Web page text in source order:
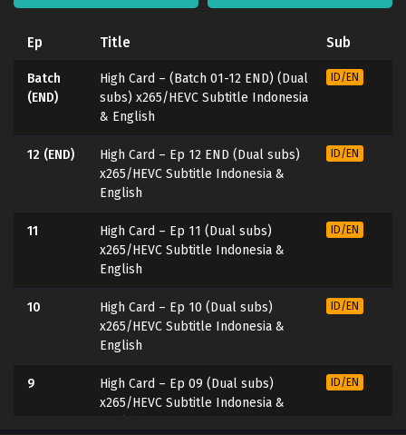
Ep Title Sub
Batch
(END)
High Card – (Batch 01-12 END) (Dual
subs) x265/HEVC Subtitle Indonesia
& English
ID/EN
12 (END)
High Card – Ep 12 END (Dual subs)
x265/HEVC Subtitle Indonesia &
English
ID/EN
11
High Card – Ep 11 (Dual subs)
x265/HEVC Subtitle Indonesia &
English
ID/EN
10
High Card – Ep 10 (Dual subs)
x265/HEVC Subtitle Indonesia &
English
ID/EN
9
High Card – Ep 09 (Dual subs)
x265/HEVC Subtitle Indonesia &
ID/EN